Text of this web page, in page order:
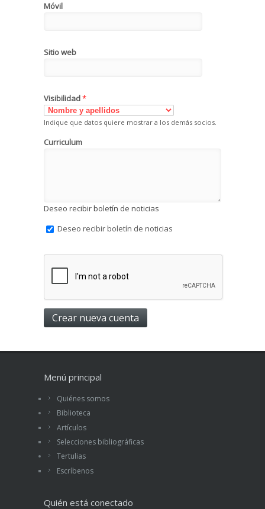
Móvil
Sitio web
Visibilidad*
Indique que datos quiere mostrar a los demás socios.
Curriculum
Deseo recibir boletín de noticias
Deseo recibir boletín de noticias
Menú principal
Quiénes somos
Biblioteca
Artículos
Selecciones bibliográficas
Tertulias
Escríbenos
Quién está conectado